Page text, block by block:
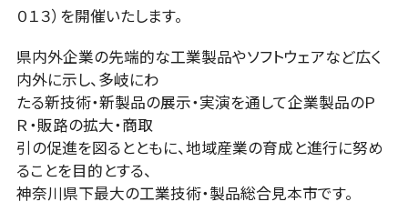
０１３）を開催いたします。
県内外企業の先端的な工業製品やソフトウェアなど広く
内外に示し、多岐にわ
たる新技術・新製品の展示・実演を通して企業製品のＰ
Ｒ・販路の拡大・商取
引の促進を図るとともに、地域産業の育成と進行に努め
ることを目的とする、
神奈川県下最大の工業技術・製品総合見本市です。